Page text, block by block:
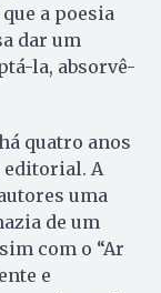
a poesia
dar um
la, absorvê-
quatro anos
editorial. A
uma
de um
com o “Ar
e